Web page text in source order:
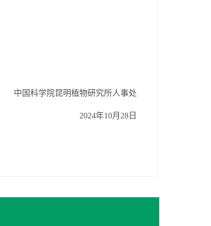
中国科学院昆明植物研究所人事处
2024年10月28日